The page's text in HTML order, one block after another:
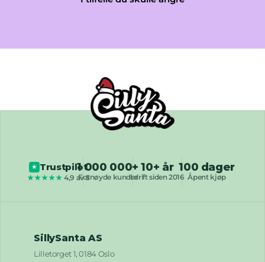
★ Trustpilot
★★★★★ 4,9 av 5
1 000 000+
Fornøyde kunder
10+ år
I drift siden 2016
100 dager
Åpent kjøp
SillySanta AS
Lilletorget 1, 0184 Oslo